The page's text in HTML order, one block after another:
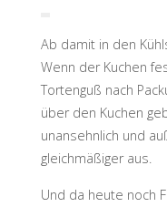
Ab damit in den
Wenn der Kuchen
Tortenguß nach
über den Kuchen
unansehnlich und
gleichmäßiger aus.
Und da heute noch